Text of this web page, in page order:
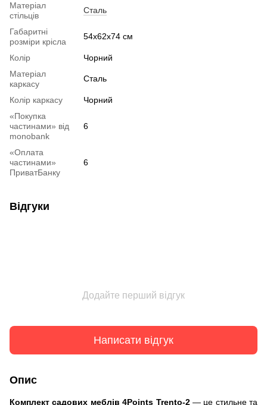
Матеріал
стільців
Сталь
Габаритні
розміри крісла
54х62х74 см
Колір
Чорний
Матеріал
каркасу
Сталь
Колір каркасу
Чорний
«Покупка
частинами» від
monobank
6
«Оплата
частинами»
ПриватБанку
6
Відгуки
Додайте перший відгук
Написати відгук
Опис
Комплект садових меблів 4Points Trento-2— це стильне та